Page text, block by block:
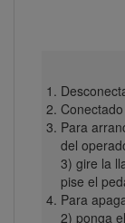
Conectado
Para
del
3) gire la
pise el
Para
2) ponga